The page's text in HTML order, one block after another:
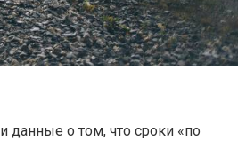
данные о том, что сроки «по